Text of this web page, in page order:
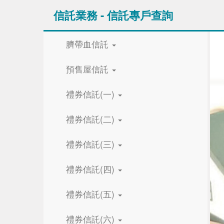
信託業務 - 信託專戶查詢
臍帶血信託
預售屋信託
禮券信託(一)
禮券信託(二)
禮券信託(三)
禮券信託(四)
禮券信託(五)
禮券信託(六)